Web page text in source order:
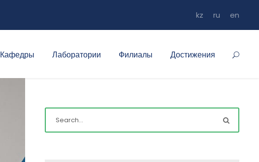
kz ru en
Кафедры Лаборатории Филиалы Достижения